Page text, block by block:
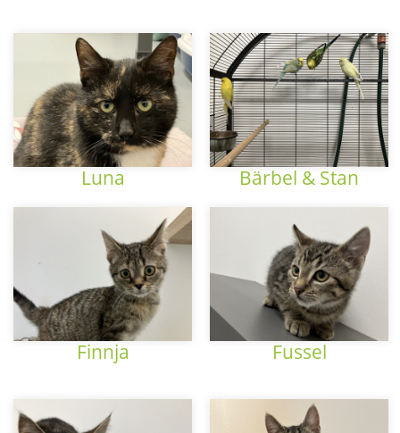
Luna Bärbel & Stan
Finnja Fussel